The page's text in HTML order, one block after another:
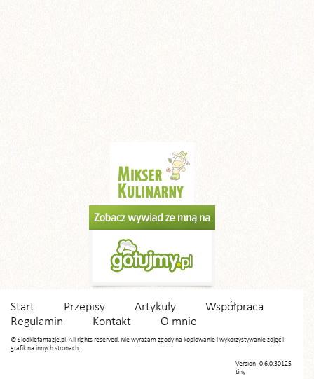
Start Przepisy Artykuły
Współpraca
Regulamin
Kontakt O mnie
© Slodkiefantazje.pl. All rights reserved. Nie wyrażam zgody na kopiowanie i wykorzystywanie zdjęć i
grafik na innych stronach.
Version: 0.6.0.30125
tiny